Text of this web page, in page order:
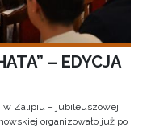
– EDYCJA
w Zalipiu – jubileuszowej
organizowało już po